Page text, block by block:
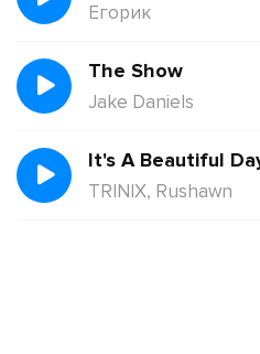
Егорик
The Show
Jake Daniels
It's A Beautiful
TRINIX, Rushawn